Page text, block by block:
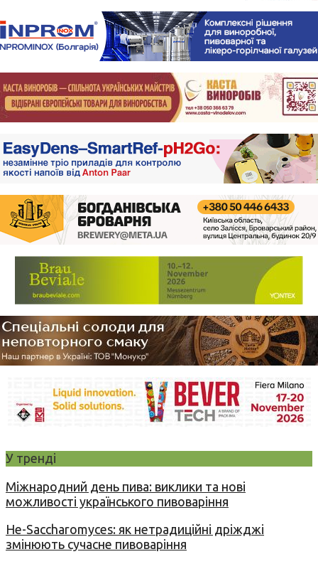
У тренді
Міжнародний день пива: виклики та нові
можливості українського пивоваріння
Не-Saccharomyces: як нетрадиційні дріжджі
змінюють сучасне пивоваріння